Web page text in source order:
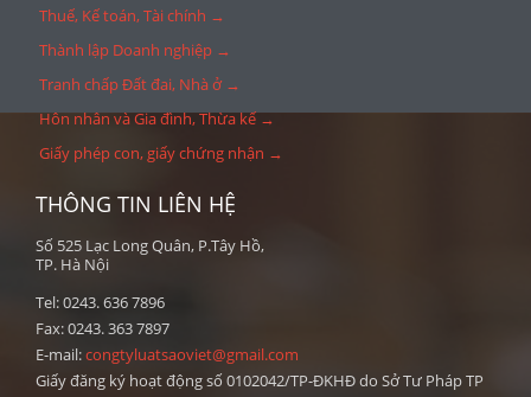
Thuế, Kế toán, Tài chính →
Thành lập Doanh nghiệp →
Tranh chấp Đất đai, Nhà ở →
Hôn nhân và Gia đình, Thừa kế →
Giấy phép con, giấy chứng nhận →
THÔNG TIN LIÊN HỆ
Số 525 Lạc Long Quân, P.Tây Hồ,
TP. Hà Nội
Tel: 0243. 636 7896
Fax: 0243. 363 7897
E-mail:congtyluatsaoviet@gmail.com
Giấy đăng ký hoạt động số 0102042/TP-ĐKHĐ do Sở Tư Pháp TP